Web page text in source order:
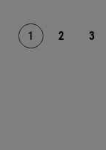
ページ 1/5。
1 2 3